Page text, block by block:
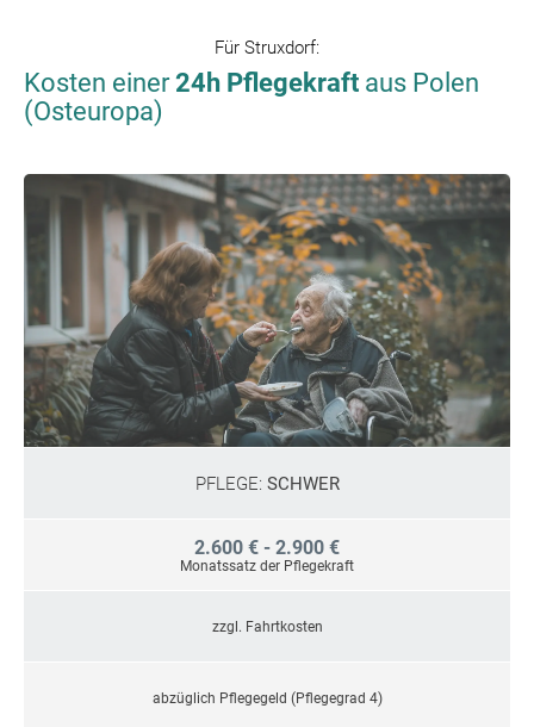
Für Struxdorf:
Kosten einer24h Pflegekraft aus Polen
(Osteuropa)
PFLEGE: SCHWER
2.600 € - 2.900 €
Monatssatz der Pflegekraft
zzgl. Fahrtkosten
abzüglich Pflegegeld (Pflegegrad 4)